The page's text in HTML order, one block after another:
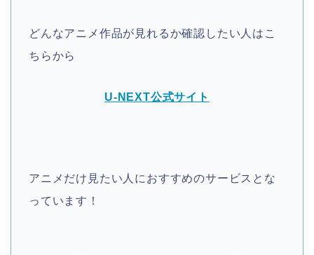
どんなアニメ作品が見れるか確認したい人はこ
ちらから
U-NEXT公式サイト
アニメだけ見たい人におすすめのサービスとな
っています！